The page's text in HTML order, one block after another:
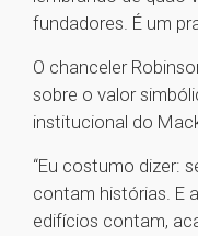
fundadores. É um
O chanceler
sobre o valor
institucional do
“Eu costumo dizer:
contam histórias. E
edifícios contam,